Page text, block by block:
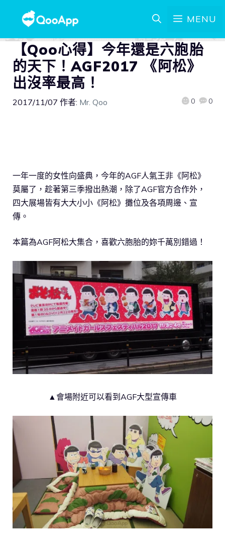
MENU
【Qoo心得】今年還是六胞胎
的天下！AGF2017 《阿松》
出沒率最高！
2017/11/07 作者: Mr. Qoo 0 0
一年一度的女性向盛典，今年的AGF人氣王非《阿松》
莫屬了，趁著第三季撥出熱潮，除了AGF官方合作外，
四大展場皆有大大小小《阿松》攤位及各項周邊、宣
傳。
本篇為AGF阿松大集合，喜歡六胞胎的妳千萬別錯過！
▲會場附近可以看到AGF大型宣傳車